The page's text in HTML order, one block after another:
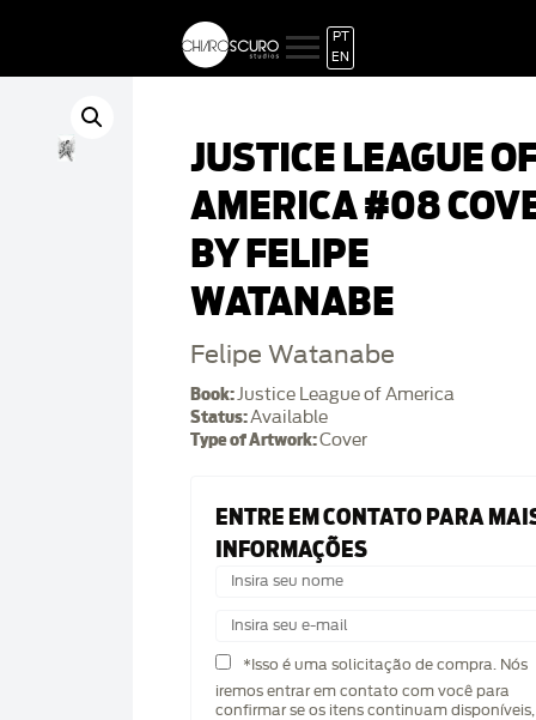
PT
EN
JUSTICE LEAGUE
AMERICA #08
BY FELIPE
WATANABE
Felipe Watanabe
Book:Justice League of America
Status:Available
Type of Artwork:Cover
ENTRE EM CONTATO PARA
INFORMAÇÕES
*Isso é uma solicitação de compra. Nós
iremos entrar em contato com você para
confirmar se os itens continuam disponíveis,